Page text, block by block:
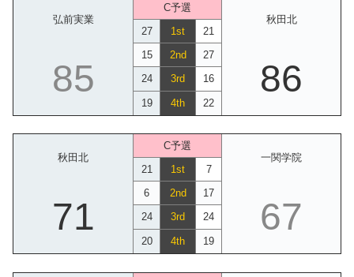
弘前実業
C予選
秋田北
27
1st 21
85
15 2nd 27
86
24 3rd 16
19 4th 22
秋田北
C予選
一関学院
21
1st 7
71
6 2nd 17
67
24 3rd 24
20 4th 19